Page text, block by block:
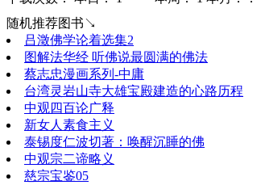
随机推荐图书↘
吕澂佛学论着选集2
图解法华经 听佛说最圆满的佛法
蔡志忠漫画系列-中庸
台湾灵岩山寺大雄宝殿建造的心路历程
中观四百论广释
新女人素食主义
泰锡度仁波切著：唤醒沉睡的佛
中观宗二谛略义
慈宗宝鉴05